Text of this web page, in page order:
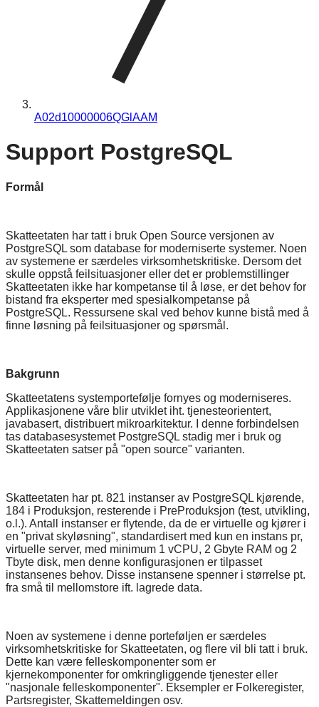
A02d10000006QGlAAM
Support PostgreSQL
Formål
Skatteetaten har tatt i bruk Open Source versjonen av
PostgreSQL som database for moderniserte systemer. Noen
av systemene er særdeles virksomhetskritiske. Dersom det
skulle oppstå feilsituasjoner eller det er problemstillinger
Skatteetaten ikke har kompetanse til å løse, er det behov for
bistand fra eksperter med spesialkompetanse på
PostgreSQL. Ressursene skal ved behov kunne bistå med å
finne løsning på feilsituasjoner og spørsmål.
Bakgrunn
Skatteetatens systemportefølje fornyes og moderniseres.
Applikasjonene våre blir utviklet iht. tjenesteorientert,
javabasert, distribuert mikroarkitektur. I denne forbindelsen
tas databasesystemet PostgreSQL stadig mer i bruk og
Skatteetaten satser på "open source" varianten.
Skatteetaten har pt. 821 instanser av PostgreSQL kjørende,
184 i Produksjon, resterende i PreProduksjon (test, utvikling,
o.l.). Antall instanser er flytende, da de er virtuelle og kjører i
en "privat skyløsning", standardisert med kun en instans pr,
virtuelle server, med minimum 1 vCPU, 2 Gbyte RAM og 2
Tbyte disk, men denne konfigurasjonen er tilpasset
instansenes behov. Disse instansene spenner i størrelse pt.
fra små til mellomstore ift. lagrede data.
Noen av systemene i denne porteføljen er særdeles
virksomhetskritiske for Skatteetaten, og flere vil bli tatt i bruk.
Dette kan være felleskomponenter som er
kjernekomponenter for omkringliggende tjenester eller
"nasjonale felleskomponenter". Eksempler er Folkeregister,
Partsregister, Skattemeldingen osv.